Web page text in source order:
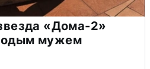
«Дома-2»
мужем